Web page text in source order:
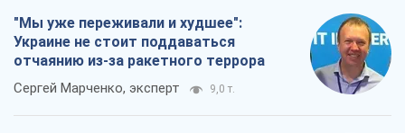
"Мы уже переживали и худшее":
Украине не стоит поддаваться
отчаянию из-за ракетного террора
Сергей Марченко, эксперт 9,0 т.